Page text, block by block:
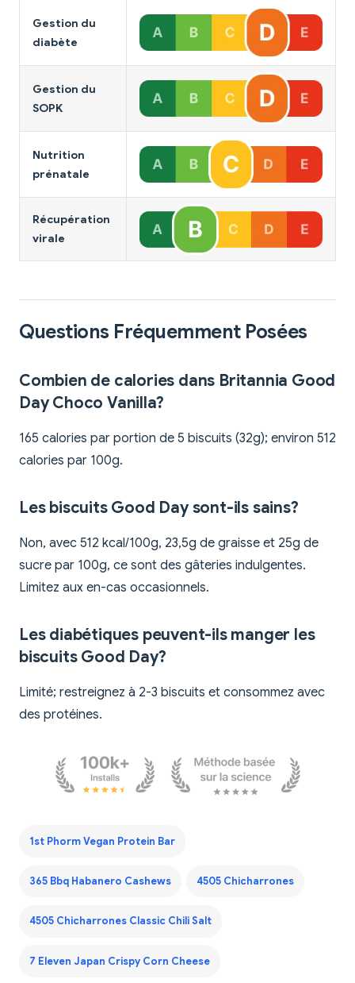
Gestion du
diabète
Gestion du
SOPK
Nutrition
prénatale
Récupération
virale
Questions Fréquemment Posées
Combien de calories dans Britannia Good
Day Choco Vanilla?
165 calories par portion de 5 biscuits (32g); environ 512
calories par 100g.
Les biscuits Good Day sont-ils sains?
Non, avec 512 kcal/100g, 23,5g de graisse et 25g de
sucre par 100g, ce sont des gâteries indulgentes.
Limitez aux en-cas occasionnels.
Les diabétiques peuvent-ils manger les
biscuits Good Day?
Limité; restreignez à 2-3 biscuits et consommez avec
des protéines.
1st Phorm Vegan Protein Bar
365 Bbq Habanero Cashews 4505 Chicharrones
4505 Chicharrones Classic Chili Salt
7 Eleven Japan Crispy Corn Cheese